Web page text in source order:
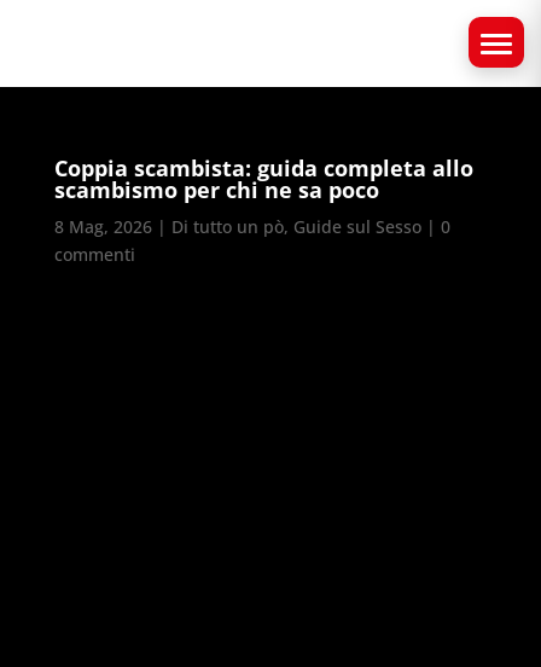
Coppia scambista: guida completa allo
scambismo per chi ne sa poco
8 Mag, 2026| Di tutto un pò, Guide sul Sesso| 0
commenti